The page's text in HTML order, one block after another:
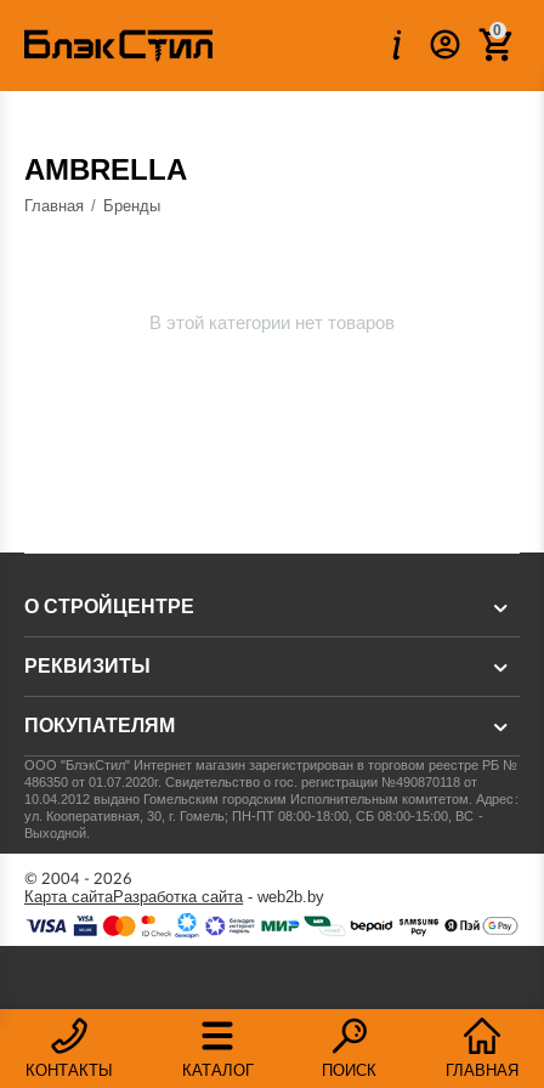
0
AMBRELLA
Главная / Бренды
В этой категории нет товаров
КОНТАКТЫ КАТАЛОГ ПОИСК ГЛАВНАЯ
О СТРОЙЦЕНТРЕ
РЕКВИЗИТЫ
ПОКУПАТЕЛЯМ
ООО "БлэкСтил" Интернет магазин зарегистрирован в торговом реестре РБ №
486350 от 01.07.2020г.Свидетельство о гос. регистрации №490870118 от
10.04.2012 выдано Гомельским городским Исполнительным комитетом.Адрес:
ул. Кооперативная, 30, г. Гомель; ПН-ПТ 08:00-18:00, СБ 08:00-15:00, ВС -
Выходной.
© 2004 - 2026
Карта сайтаРазработка сайта- web2b.by